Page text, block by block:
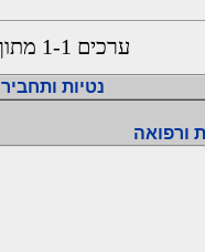
ערכים 1-1 מתוך 1
נטיות ותחביר
ורפואה